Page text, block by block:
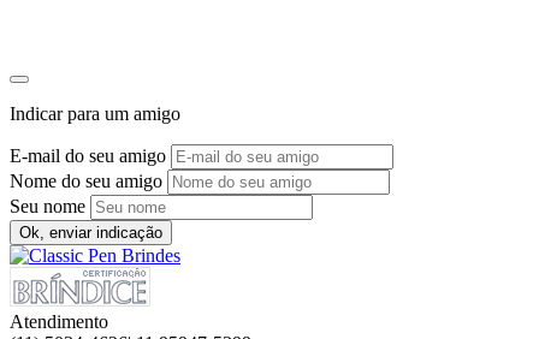
Indicar para um amigo
E-mail do seu amigo
Nome do seu amigo
Seu nome
Ok, enviar indicação
Atendimento